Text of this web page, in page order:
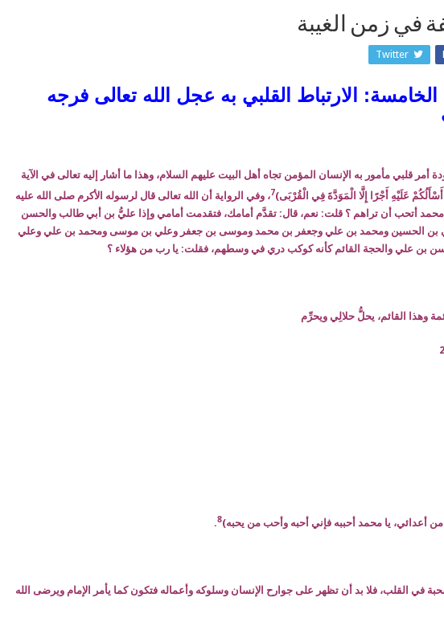
Twitter
الخامسة: الارتباط القلبي به عجل الله تعالى فرجه
أمر قلبي مأمور به الإنسان المؤمن تجاه أهل البيت عليهم السلام، وهذا ما أشار إليه تعالى في الآية
أَسْأَلُكُمْ عَلَيْهِ أَجْرًا إِلَّا الْمَوَدَّةَ فِي الْقُرْبَى)7، وفي الرواية أن الله تعالى قال لرسوله الأكرم صلى الله عليه
محمد أتحب أن تراهم ؟ قلت: نعم، قال: تقدَّم أمامك، فتقدمت أمامي وإذا عليُّ بن أبي طالب والحسن
بن الحسين ومحمد بن علي وجعفر بن محمد وموسى بن جعفر وعلي بن موسى ومحمد بن علي وعلي
بن علي والحجة القائم كأنه كوكب دري في وسطهم، فقلت: يا رب من هؤلاء ؟
وهذا القائم، يحلُّ حلالِي ويحرِّم
أعدائي، يا محمد أحببه فإني أحبه وأحب من يحبه)8
.
في القلب، فلا بد أن تظهر على جوارح الإنسان وسلوكه وأعماله فتكون كما يأمر الإمام ويرضى الله